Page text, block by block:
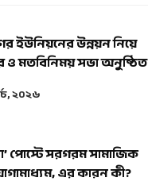
ইউনিয়নের উন্নয়ন নিয়ে
মতবিনিময় সভা অনুষ্ঠিত
২০২৬
পোস্টে সরগরম সামাজিক
এর কারন কী?